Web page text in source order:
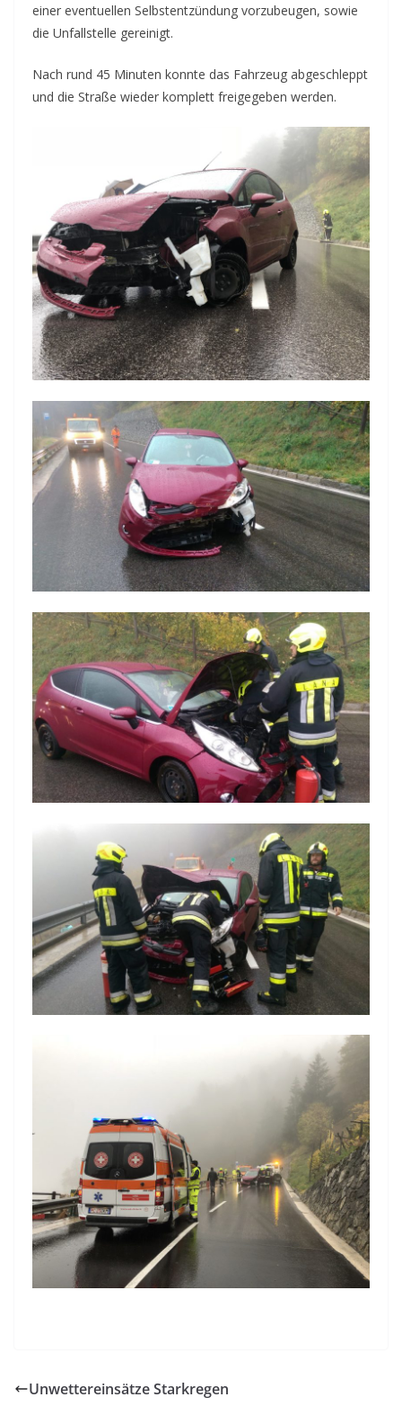
einer eventuellen Selbstentzündung vorzubeugen, sowie
die Unfallstelle gereinigt.
Nach rund 45 Minuten konnte das Fahrzeug abgeschleppt
und die Straße wieder komplett freigegeben werden.
Unwettereinsätze Starkregen